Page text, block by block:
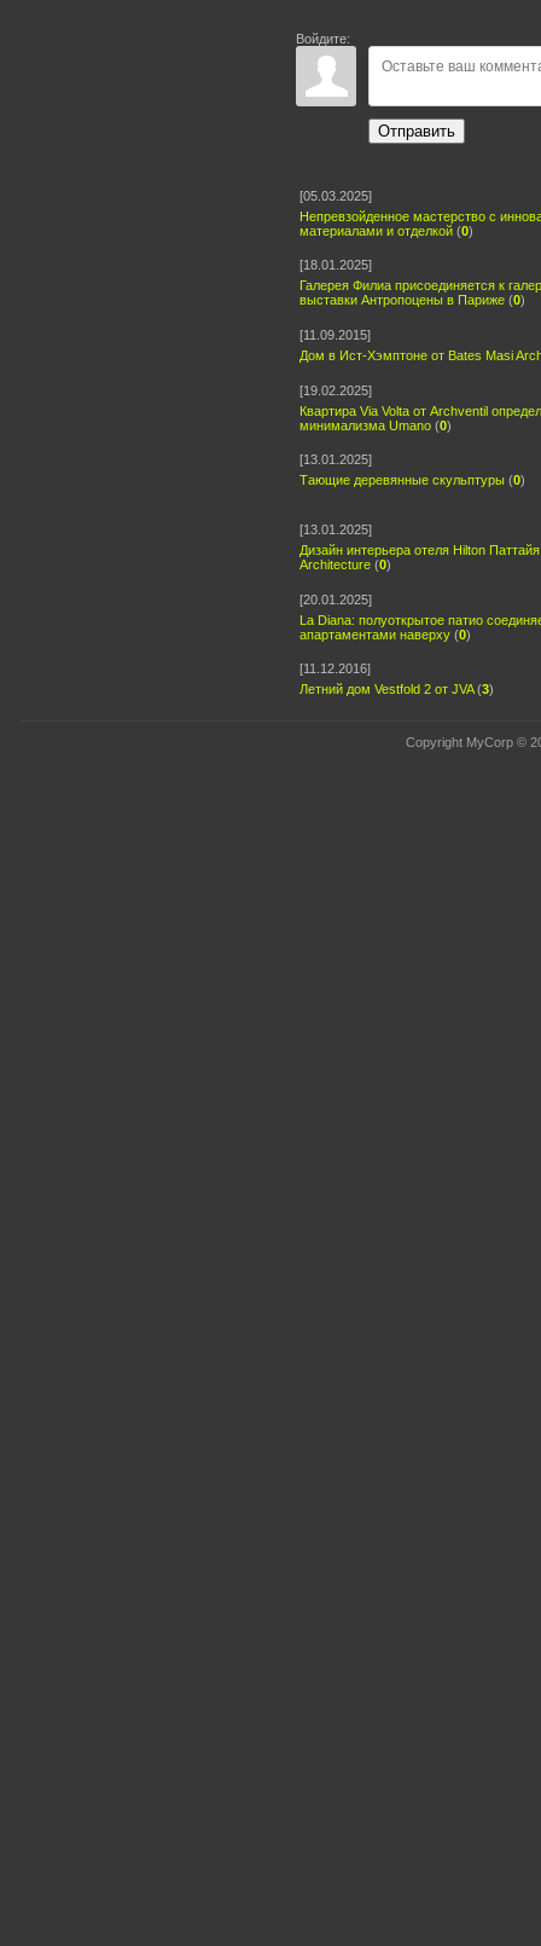
Войдите:
Отправить
[05.03.2025]
Непревзойденное мастерство с
материалами и отделкой (0)
[18.01.2025]
Галерея Филиа присоединяется к
выставки Антропоцены в Париже (0)
[11.09.2015]
Дом в Ист-Хэмптоне от Bates Masi
[19.02.2025]
Квартира Via Volta от Archventil
минимализма Umano (0)
[13.01.2025]
Тающие деревянные скульптуры (0)
[13.01.2025]
Дизайн интерьера отеля Hilton
Architecture (0)
[20.01.2025]
La Diana: полуоткрытое патио
апартаментами наверху (0)
[11.12.2016]
Летний дом Vestfold 2 от JVA (3)
Copyright MyCorp ©